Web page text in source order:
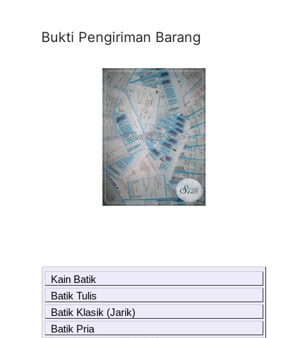
Bukti Pengiriman Barang
Kain Batik
Batik Tulis
Batik Klasik (Jarik)
Batik Pria